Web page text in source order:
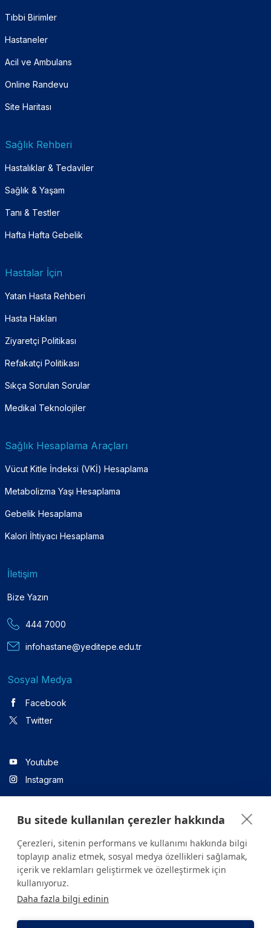
Tıbbi Birimler
Hastaneler
Acil ve Ambulans
Online Randevu
Site Haritası
Sağlık Rehberi
Hastalıklar & Tedaviler
Sağlık & Yaşam
Tanı & Testler
Hafta Hafta Gebelik
Hastalar İçin
Yatan Hasta Rehberi
Hasta Hakları
Ziyaretçi Politikası
Refakatçi Politikası
Sıkça Sorulan Sorular
Medikal Teknolojiler
Sağlık Hesaplama Araçları
Vücut Kitle İndeksi (VKİ) Hesaplama
Metabolizma Yaşı Hesaplama
Gebelik Hesaplama
Kalori İhtiyacı Hesaplama
İletişim
Bize Yazın
444 7000
infohastane@yeditepe.edu.tr
Sosyal Medya
Facebook
Twitter
Youtube
Instagram
Linkedin
Sitede yer alan tüm içerikler yalnızca bilgilendirme amaçlıdır.
Sağlığınızla ilgili sorularınız için mutlaka doktoruza ya da bir sağlık
kuruluşuna başvurunuz.
Bu sitede kullanılan çerezler hakkında
Çerezleri, sitenin performans ve kullanımı hakkında bilgi
toplayıp analiz etmek, sosyal medya özellikleri sağlamak,
içerik ve reklamları geliştirmek ve özelleştirmek için
kullanıyoruz.
Daha fazla bilgi edinin